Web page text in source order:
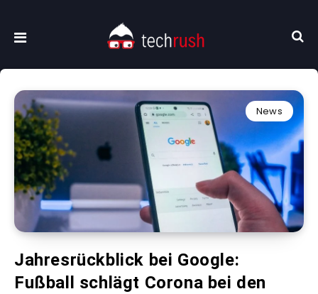
News
Jahresrückblick bei Google:
Fußball schlägt Corona bei den